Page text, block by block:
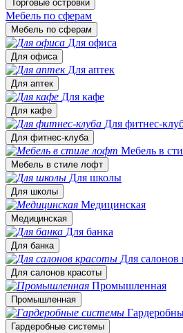
Торговые островки
Мебель по сферам
Мебель по сферам
Для офиса
Для офиса
Для аптек
Для аптек
Для кафе
Для кафе
Для фитнес-
Для фитнес-клуба
Мебель в
Мебель в стиле лофт
Для школы
Для школы
Медицинская
Медицинская
Для банка
Для банка
Для салонов
Для салонов красоты
Промышленная
Промышленная
Гардеробные системы